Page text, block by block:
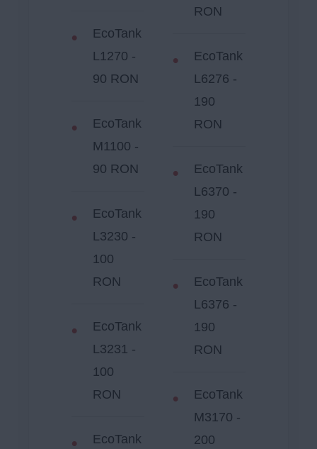
EcoTank
L1270 -
90 RON
EcoTank
M1100 -
90 RON
EcoTank
L3230 -
100
RON
EcoTank
L3231 -
100
RON
EcoTank
RON
EcoTank
L6276 -
190
RON
EcoTank
L6370 -
190
RON
EcoTank
L6376 -
190
RON
EcoTank
M3170 -
200